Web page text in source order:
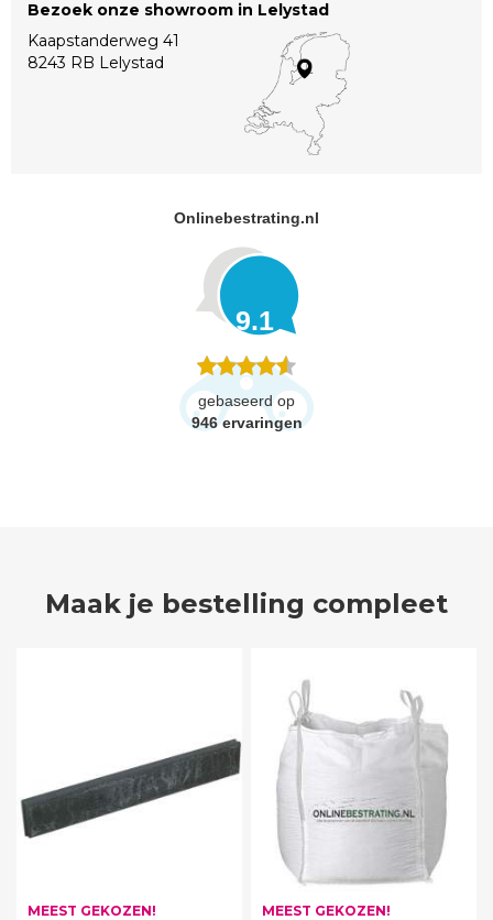
Bezoek onze showroom in Lelystad
Kaapstanderweg 41
8243 RB Lelystad
Onlinebestrating.nl
9.1
gebaseerd op
946 ervaringen
Maak je bestelling compleet
MEEST GEKOZEN! MEEST GEKOZEN!